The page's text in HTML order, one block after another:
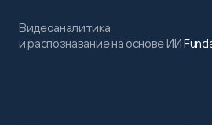
Видеоаналитика
и распознавание на основе ИИ